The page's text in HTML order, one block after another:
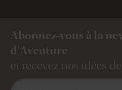
Abonnez-vous à la
d'Aventure
et recevez nos idées